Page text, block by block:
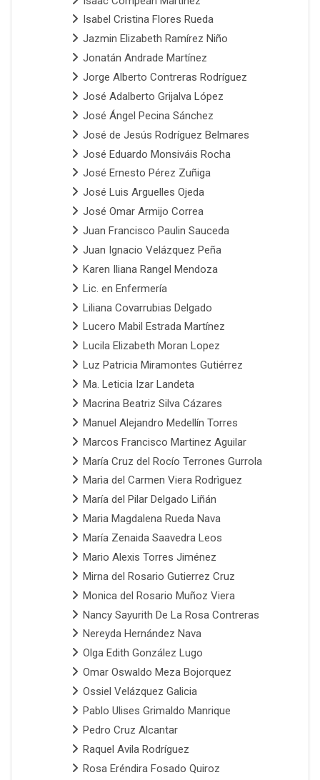
Isabel Cristina Flores Rueda
Jazmin Elizabeth Ramírez Niño
Jonatán Andrade Martínez
Jorge Alberto Contreras Rodríguez
José Adalberto Grijalva López
José Ángel Pecina Sánchez
José de Jesús Rodríguez Belmares
José Eduardo Monsiváis Rocha
José Ernesto Pérez Zuñiga
José Luis Arguelles Ojeda
José Omar Armijo Correa
Juan Francisco Paulin Sauceda
Juan Ignacio Velázquez Peña
Karen Iliana Rangel Mendoza
Lic. en Enfermería
Liliana Covarrubias Delgado
Lucero Mabil Estrada Martínez
Lucila Elizabeth Moran Lopez
Luz Patricia Miramontes Gutiérrez
Ma. Leticia Izar Landeta
Macrina Beatriz Silva Cázares
Manuel Alejandro Medellín Torres
Marcos Francisco Martinez Aguilar
María Cruz del Rocío Terrones Gurrola
Marìa del Carmen Viera Rodrìguez
María del Pilar Delgado Liñán
Maria Magdalena Rueda Nava
María Zenaida Saavedra Leos
Mario Alexis Torres Jiménez
Mirna del Rosario Gutierrez Cruz
Monica del Rosario Muñoz Viera
Nancy Sayurith De La Rosa Contreras
Nereyda Hernández Nava
Olga Edith González Lugo
Omar Oswaldo Meza Bojorquez
Ossiel Velázquez Galicia
Pablo Ulises Grimaldo Manrique
Pedro Cruz Alcantar
Raquel Avila Rodríguez
Rosa Eréndira Fosado Quiroz